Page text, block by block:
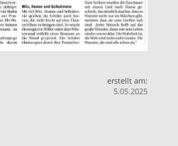
erstellt am:
5.05.2025